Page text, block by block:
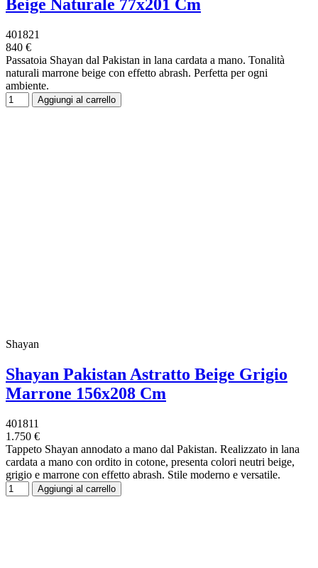
Beige Naturale 77x201 Cm
401821
840 €
Passatoia Shayan dal Pakistan in lana cardata a mano. Tonalità
naturali marrone beige con effetto abrash. Perfetta per ogni
ambiente.
Aggiungi al carrello
Shayan
Shayan Pakistan Astratto Beige Grigio
Marrone 156x208 Cm
401811
1.750 €
Tappeto Shayan annodato a mano dal Pakistan. Realizzato in lana
cardata a mano con ordito in cotone, presenta colori neutri beige,
grigio e marrone con effetto abrash. Stile moderno e versatile.
Aggiungi al carrello